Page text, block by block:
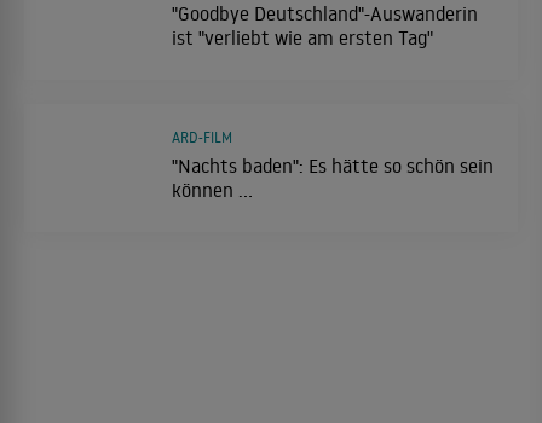
"Goodbye Deutschland"-Auswanderin
ist "verliebt wie am ersten Tag"
"Nachts baden": Es hätte so schön sein
können ...
ARD-FILM